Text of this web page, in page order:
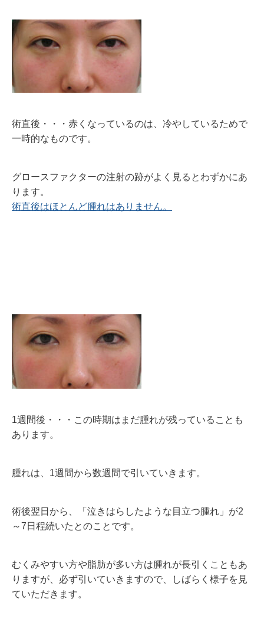
術直後・・・赤くなっているのは、冷やしているためで
一時的なものです。
グロースファクターの注射の跡がよく見るとわずかにあ
ります。
術直後はほとんど腫れはありません。
1週間後・・・この時期はまだ腫れが残っていることも
あります。
腫れは、1週間から数週間で引いていきます。
術後翌日から、「泣きはらしたような目立つ腫れ」が2
～7日程続いたとのことです。
むくみやすい方や脂肪が多い方は腫れが長引くこともあ
りますが、必ず引いていきますので、しばらく様子を見
ていただきます。